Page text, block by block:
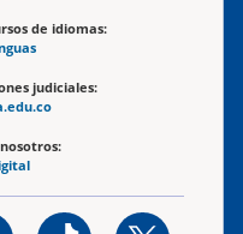
de idiomas:
judiciales: